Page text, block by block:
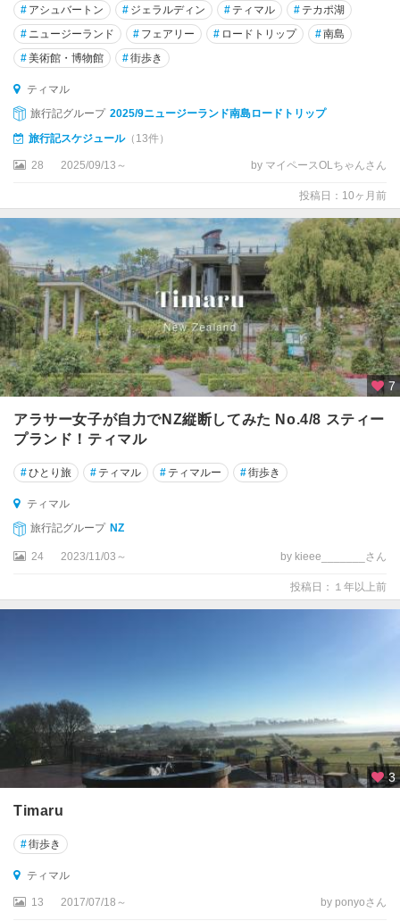
ク
国
立
公
園
辺
★
ン
ト
ン
★
オ
ー
ク
ラ
ド
ク
イ
ン
ズ
ン
イ
チ
★
フ
ヨ
# アシュバートン # ジェラルディン # ティマル # テカポ湖
# ニュージーランド # フェアリー # ロードトリップ #南島
#美術館・博物館 #街歩き
ティマル
旅行記グループ 2025/9ニュージーランド南島ロードトリップ
旅行記スケジュール（13件）
28 2025/09/13～ by マイペースOLちゃんさん
投稿日：10ヶ月前
7
アラサー女子が自力でNZ縦断してみた No.4/8 スティー
プランド！ティマル
#ひとり旅 # ティマル # ティマルー #街歩き
ティマル
旅行記グループ NZ
24 2023/11/03～ by kieee_______さん
投稿日：１年以上前
3
Timaru
#街歩き
ティマル
13 2017/07/18～ by ponyoさん